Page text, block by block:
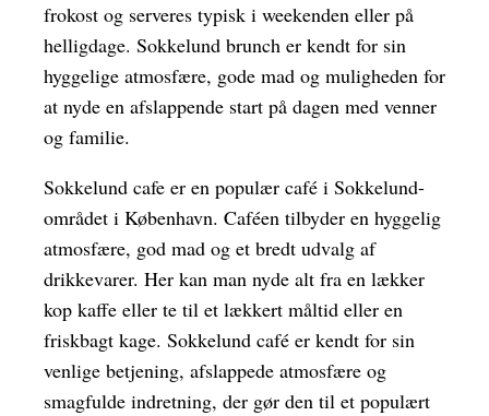
frokost og serveres typisk i weekenden eller på
helligdage. Sokkelund brunch er kendt for sin
hyggelige atmosfære, gode mad og muligheden for
at nyde en afslappende start på dagen med venner
og familie.
Sokkelund cafe er en populær café i Sokkelund-
området i København. Caféen tilbyder en hyggelig
atmosfære, god mad og et bredt udvalg af
drikkevarer. Her kan man nyde alt fra en lækker
kop kaffe eller te til et lækkert måltid eller en
friskbagt kage. Sokkelund café er kendt for sin
venlige betjening, afslappede atmosfære og
smagfulde indretning, der gør den til et populært